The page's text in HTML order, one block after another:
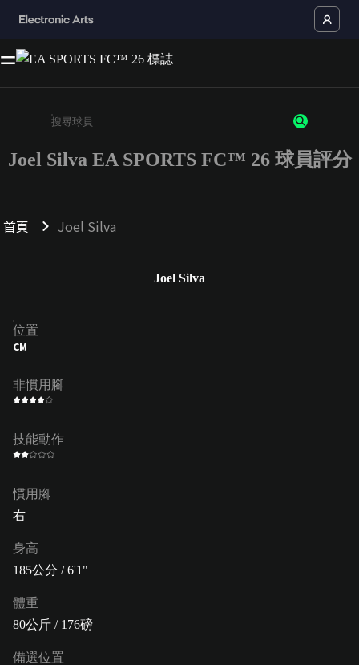
請輸入至少 3 個字元或數字
Joel Silva EA SPORTS FC™ 26 球員評分
首頁 Joel Silva
Joel Silva
位置
CM
非慣用腳
技能動作
慣用腳
右
身高
185公分 / 6'1"
體重
80公斤 / 176磅
備選位置